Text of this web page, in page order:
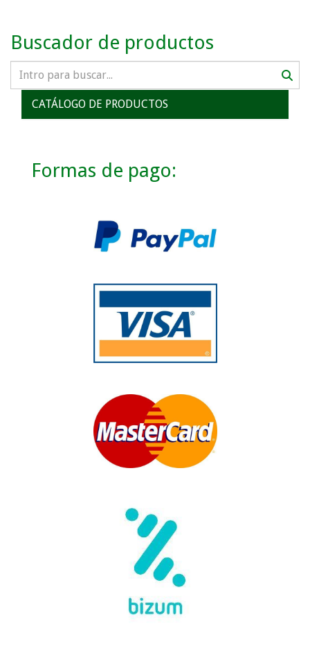
Buscador de productos
CATÁLOGO DE PRODUCTOS
Formas de pago: